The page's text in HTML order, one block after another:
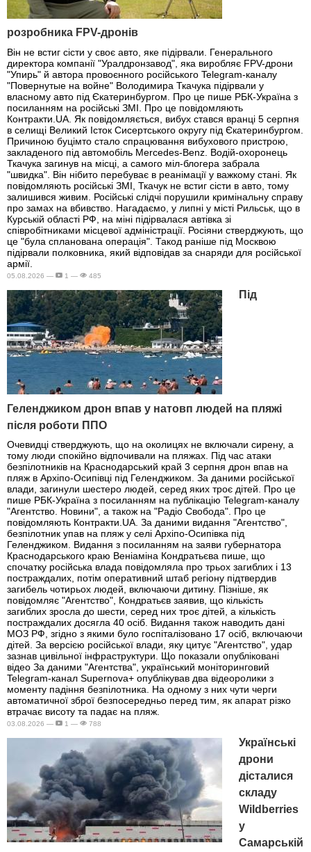
розробника FPV-дронів
Він не встиг сісти у своє авто, яке підірвали. Генерального
директора компанії "Уралдронзавод", яка виробляє FPV-дрони
"Упирь" й автора провоєнного російського Telegram-каналу
"Повернутые на войне" Володимира Ткачука підірвали у
власному авто під Єкатеринбургом. Про це пише РБК-Україна з
посиланням на російські ЗМІ. Про це повідомляють
Контракти.UA. Як повідомляється, вибух стався вранці 5 серпня
в селищі Великий Істок Сисертського округу під Єкатеринбургом.
Причиною буцімто стало спрацювання вибухового пристрою,
закладеного під автомобіль Mercedes-Benz. Водій-охоронець
Ткачука загинув на місці, а самого міл-блогера забрала
"швидка". Він нібито перебуває в реанімації у важкому стані. Як
повідомляють російські ЗМІ, Ткачук не встиг сісти в авто, тому
залишився живим. Російські слідчі порушили кримінальну справу
про замах на вбивство. Нагадаємо, у липні у місті Рильськ, що в
Курській області РФ, на міні підірвалася автівка зі
співробітниками місцевої адміністрації. Росіяни стверджують, що
це "була спланована операція". Такод раніше під Москвою
підірвали полковника, який відповідав за снаряди для російської
армії.
05.08.2026 — 1 — 485
Під
Геленджиком дрон впав у натовп людей на пляжі
після роботи ППО
Очевидці стверджують, що на околицях не включали сирену, а
тому люди спокійно відпочивали на пляжах. Під час атаки
безпілотників на Краснодарський край 3 серпня дрон впав на
пляж в Архіпо-Осипівці під Геленджиком. За даними російської
влади, загинули шестеро людей, серед яких троє дітей. Про це
пише РБК-Україна з посиланням на публікацію Telegram-каналу
"Агентство. Новини", а також на "Радіо Свобода". Про це
повідомляють Контракти.UA. За даними видання "Агентство",
безпілотник упав на пляж у селі Архіпо-Осипівка під
Геленджиком. Видання з посиланням на заяви губернатора
Краснодарського краю Веніаміна Кондратьєва пише, що
спочатку російська влада повідомляла про трьох загиблих і 13
постраждалих, потім оперативний штаб регіону підтвердив
загибель чотирьох людей, включаючи дитину. Пізніше, як
повідомляє "Агентство", Кондратьєв заявив, що кількість
загиблих зросла до шести, серед них троє дітей, а кількість
постраждалих досягла 40 осіб. Видання також наводить дані
МОЗ РФ, згідно з якими було госпіталізовано 17 осіб, включаючи
дітей. За версією російської влади, яку цитує "Агентство", удар
зазнав цивільної інфраструктури. Що показали опубліковані
відео За даними "Агентства", український моніторинговий
Telegram-канал Supernova+ опублікував два відеоролики з
моменту падіння безпілотника. На одному з них чути черги
автоматичної зброї безпосередньо перед тим, як апарат різко
втрачає висоту та падає на пляж.
03.08.2026 — 1 — 788
Українські
дрони
дісталися
складу
Wildberries
у
Самарській